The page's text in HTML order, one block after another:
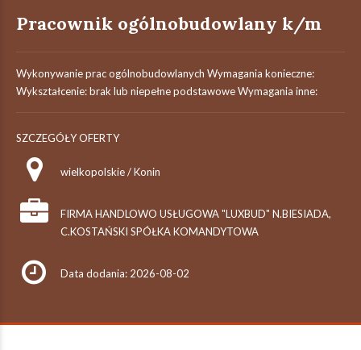
Pracownik ogólnobudowlany k/m
Wykonywanie prac ogólnobudowlanych Wymagania konieczne:
Wykształcenie: brak lub niepełne podstawowe Wymagania inne:
SZCZEGÓŁY OFERTY
wielkopolskie / Konin
FIRMA HANDLOWO USŁUGOWA "LUXBUD" N.BIESIADA,
C.KOSTAŃSKI SPÓŁKA KOMANDYTOWA
Data dodania: 2026-08-02